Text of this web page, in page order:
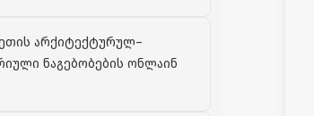
არქიტექტურულ–
ნაგებობების ონლაინ